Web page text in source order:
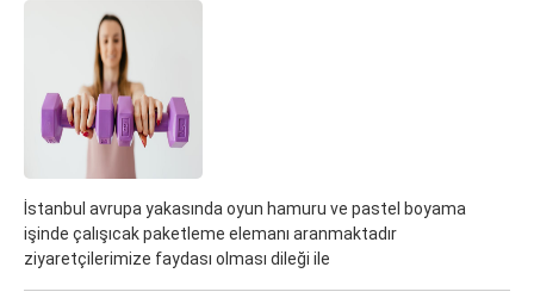
İstanbul avrupa yakasında oyun hamuru ve pastel boyama
işinde çalışıcak paketleme elemanı aranmaktadır
ziyaretçilerimize faydası olması dileği ile